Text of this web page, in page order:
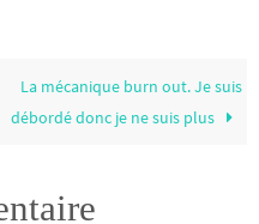
La mécanique burn out. Je suis
débordé donc je ne suis plus